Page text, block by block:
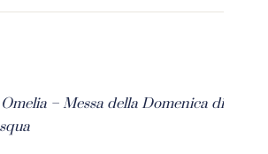
Omelia – Messa della Domenica di